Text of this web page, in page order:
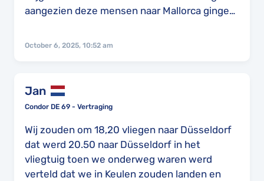
aangezien deze mensen naar Mallorca gingen
balie waarna we de juiste boarding passen
waarschijnlijk niet zullen zijn. Dit was helaas
ook waar. Na een dag of 2 waren de koffers
gevonden en werden ze opgestuurd. Aantal
koffer: 2 grote en een kleine. Geen
compensatie vanuit de
luchtvaartmaatschappij. Bagage voor het
laatst 24-09-2025 2 dagen erna bagage
October 6, 2025, 10:52 am
Jan
Condor DE 69 - Vertraging
Wij zouden om 18,20 vliegen naar Düsseldorf
dat werd 20.50 naar Düsseldorf in het
vliegtuig toen we onderweg waren werd
verteld dat we in Keulen zouden landen en